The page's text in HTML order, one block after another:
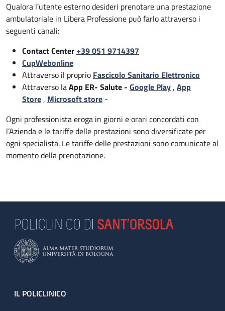
Qualora l’utente esterno desideri prenotare una prestazione
ambulatoriale in Libera Professione può farlo attraverso i
seguenti canali:
Contact Center+39 051 9714397
CupWebonline
Attraverso il proprio Fascicolo Sanitario Elettronico
Attraverso laApp ER- Salute - Google Play, App
Store, Microsoft store -
Ogni professionista eroga in giorni e orari concordati con
l’Azienda e le tariffe delle prestazioni sono diversificate per
ogni specialista. Le tariffe delle prestazioni sono comunicate al
momento della prenotazione.
Footer
IL POLICLINICO